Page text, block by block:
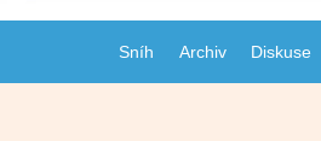
Sníh Archiv Diskuse